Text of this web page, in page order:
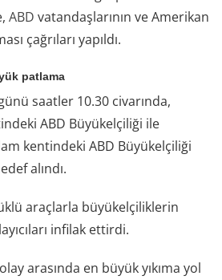
ABD vatandaşlarının ve Amerikan
çağrıları yapıldı.
patlama
saatler 10.30 civarında,
ABD Büyükelçiliği ile
kentindeki ABD Büyükelçiliği
alındı.
araçlarla büyükelçiliklerin
infilak ettirdi.
arasında en büyük yıkıma yol